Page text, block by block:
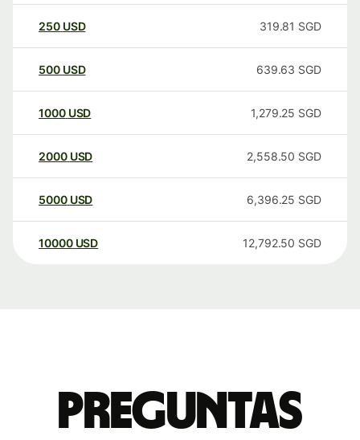
250 USD 319.81 SGD
500 USD 639.63 SGD
1000 USD 1,279.25 SGD
2000 USD 2,558.50 SGD
5000 USD 6,396.25 SGD
10000 USD 12,792.50 SGD
Preguntas